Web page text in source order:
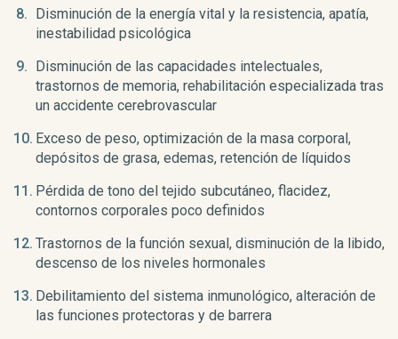
Disminución de la energía vital y la resistencia, apatía,
inestabilidad psicológica
Disminución de las capacidades intelectuales,
trastornos de memoria, rehabilitación especializada tras
un accidente cerebrovascular
Exceso de peso, optimización de la masa corporal,
depósitos de grasa, edemas, retención de líquidos
Pérdida de tono del tejido subcutáneo, flacidez,
contornos corporales poco definidos
Trastornos de la función sexual, disminución de la libido,
descenso de los niveles hormonales
Debilitamiento del sistema inmunológico, alteración de
las funciones protectoras y de barrera